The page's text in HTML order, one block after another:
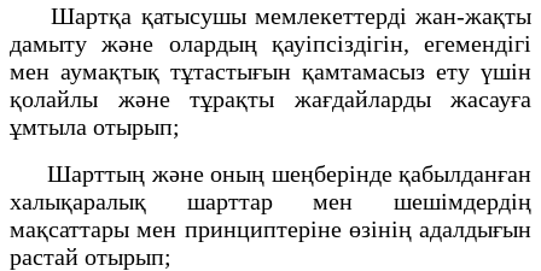
Шартқа қатысушы мемлекеттердi жан-жақты
дамыту және олардың қауiпсiздiгiн, егемендiгi
мен аумақтық тұтастығын қамтамасыз ету үшiн
қолайлы және тұрақты жағдайларды жасауға
ұмтыла отырып;
Шарттың және оның шеңберiнде қабылданған
халықаралық шарттар мен шешімдердiң
мақсаттары мен принциптерiне өзiнiң адалдығын
растай отырып;